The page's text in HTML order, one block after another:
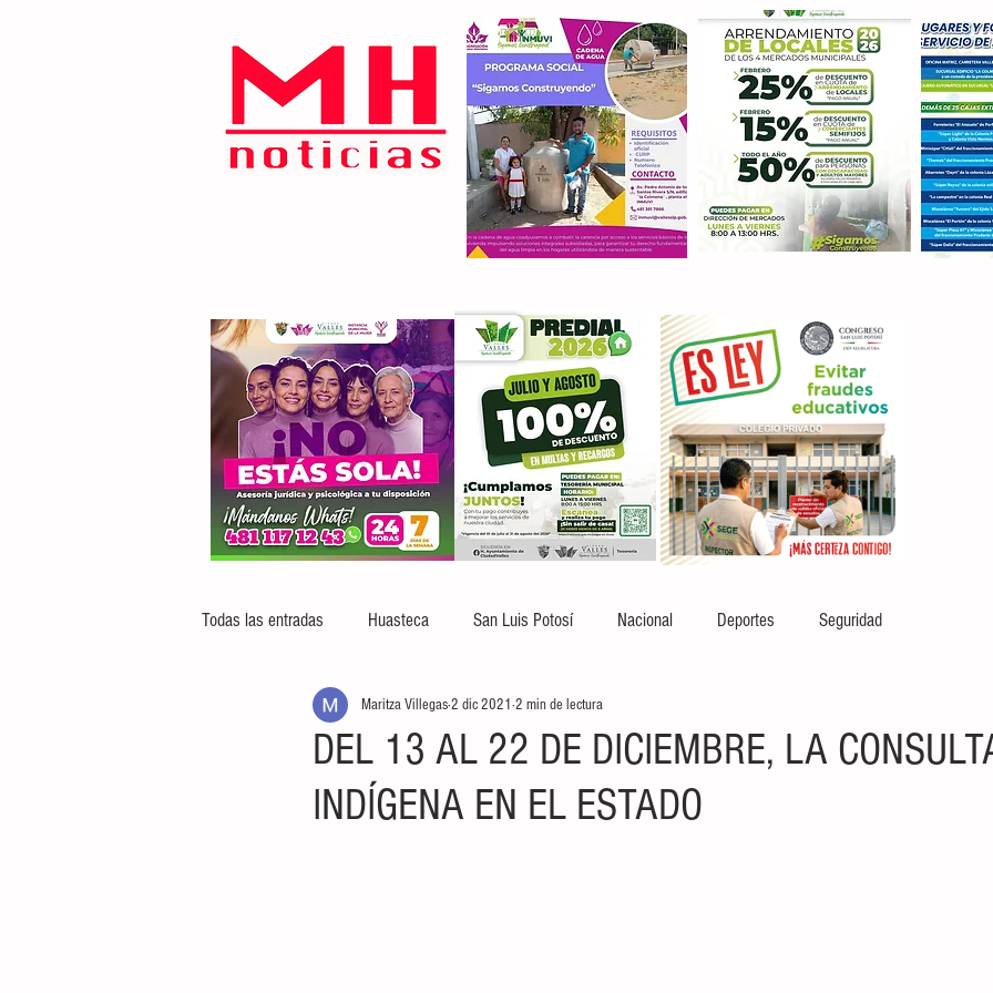
Todas las entradas Huasteca San Luis Potosí Nacional Deportes Seguridad
DEL 13 AL 22 DE DICIEMBRE, LA
INDÍGENA EN EL ESTADO
Maritza Villegas2 dic 2021 2 min de lectura